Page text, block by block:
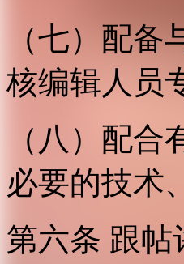
（七）配
核编辑人员
（八）配
必要的技术
第六条 跟